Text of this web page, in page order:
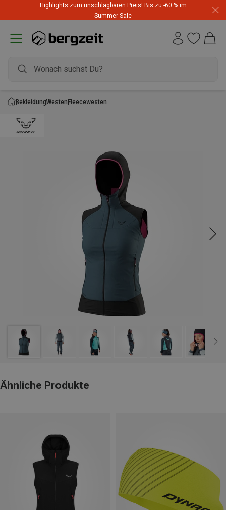
Highlights zum unschlagbaren Preis! Bis zu -60 % im
Summer Sale
BekleidungWestenFleecewesten
Ähnliche Produkte